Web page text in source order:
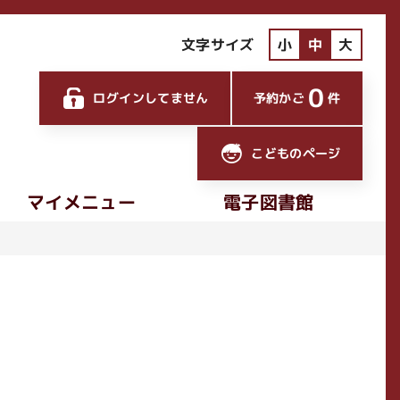
文字サイズ 小 中 大
ログインしてません 予約かご 0 件
こどものページ
マイメニュー 電子図書館